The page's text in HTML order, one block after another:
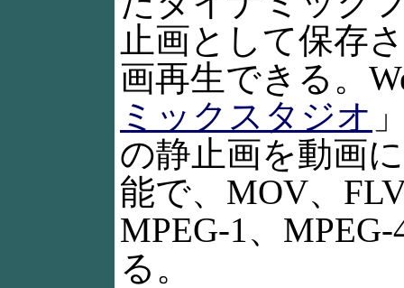
止画として保存
画再生できる。
ミックスタジオ
の静止画を動画
能で、MOV、
MPEG-1、
る。